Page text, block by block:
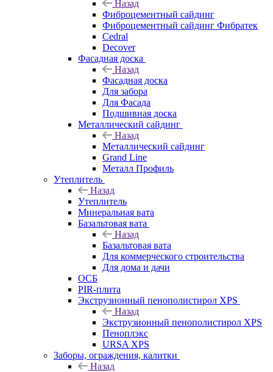
Назад
Фиброцементный сайдинг
Фиброцементный сайдинг Фибратек
Cedral
Decover
Фасадная доска
Назад
Фасадная доска
Для забора
Для Фасада
Подшивная доска
Металлический сайдинг
Назад
Металлический сайдинг
Grand Line
Металл Профиль
Утеплитель
Назад
Утеплитель
Минеральная вата
Базальтовая вата
Назад
Базальтовая вата
Для коммерческого строительства
Для дома и дачи
ОСБ
PIR-плита
Экструзионный пенополистирол XPS
Назад
Экструзионный пенополистирол XPS
Пеноплэкс
URSA XPS
Заборы, ограждения, калитки
Назад